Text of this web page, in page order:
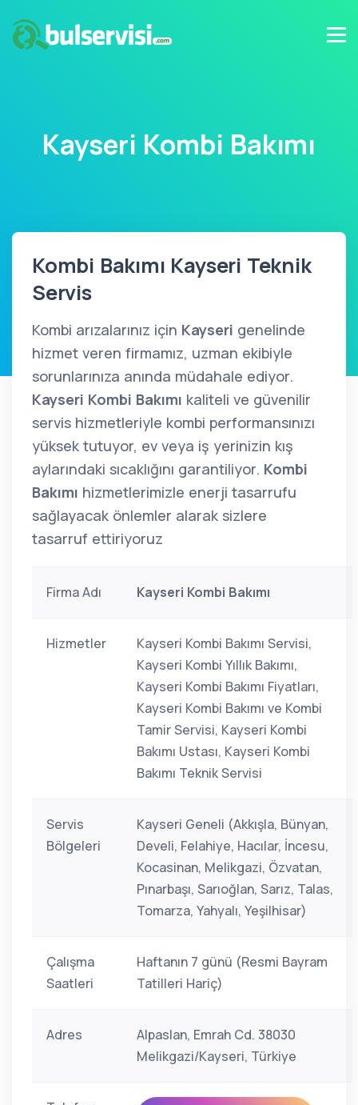
Kayseri Kombi Bakımı
Kombi Bakımı Kayseri Teknik
Servis
Kombi arızalarınız için Kayseri genelinde
hizmet veren firmamız, uzman ekibiyle
sorunlarınıza anında müdahale ediyor.
Kayseri Kombi Bakımı kaliteli ve güvenilir
servis hizmetleriyle kombi performansınızı
yüksek tutuyor, ev veya iş yerinizin kış
aylarındaki sıcaklığını garantiliyor. Kombi
Bakımı hizmetlerimizle enerji tasarrufu
sağlayacak önlemler alarak sizlere
tasarruf ettiriyoruz
Firma Adı Kayseri Kombi Bakımı
Hizmetler
Kayseri Kombi Bakımı Servisi,
Kayseri Kombi Yıllık Bakımı,
Kayseri Kombi Bakımı Fiyatları,
Kayseri Kombi Bakımı ve Kombi
Tamir Servisi, Kayseri Kombi
Bakımı Ustası, Kayseri Kombi
Bakımı Teknik Servisi
Servis
Bölgeleri
Kayseri Geneli (Akkışla, Bünyan,
Develi, Felahiye, Hacılar, İncesu,
Kocasinan, Melikgazi, Özvatan,
Pınarbaşı, Sarıoğlan, Sarız, Talas,
Tomarza, Yahyalı, Yeşilhisar)
Çalışma
Saatleri
Haftanın 7 günü (Resmi Bayram
Tatilleri Hariç)
Adres
Alpaslan, Emrah Cd. 38030
Melikgazi/Kayseri, Türkiye